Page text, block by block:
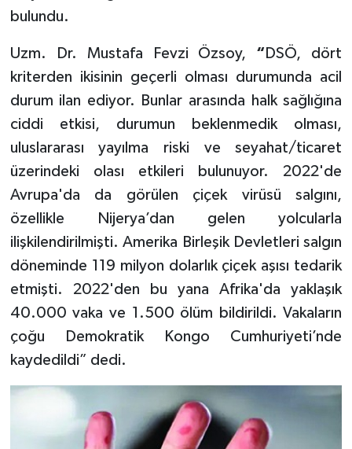
bulundu.
Uzm. Dr. Mustafa Fevzi Özsoy, “ DSÖ, dört
kriterden ikisinin geçerli olması durumunda acil
durum ilan ediyor. Bunlar arasında halk sağlığına
ciddi etkisi, durumun beklenmedik olması,
uluslararası yayılma riski ve seyahat/ticaret
üzerindeki olası etkileri bulunuyor. 2022'de
Avrupa'da da görülen çiçek virüsü salgını,
özellikle Nijerya’dan gelen yolcularla
ilişkilendirilmişti. Amerika Birleşik Devletleri salgın
döneminde 119 milyon dolarlık çiçek aşısı tedarik
etmişti. 2022'den bu yana Afrika'da yaklaşık
40.000 vaka ve 1.500 ölüm bildirildi. Vakaların
çoğu Demokratik Kongo Cumhuriyeti’nde
kaydedildi” dedi.